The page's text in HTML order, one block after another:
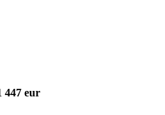
447 eur